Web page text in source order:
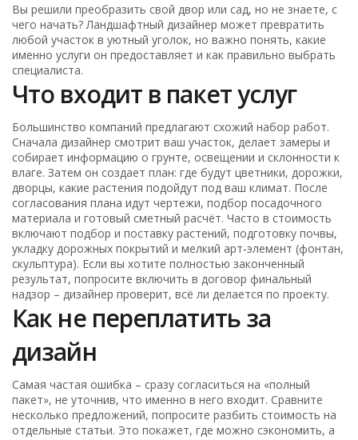
Вы решили преобразить свой двор или сад, но не знаете, с
чего начать? Ландшафтный дизайнер может превратить
любой участок в уютный уголок, но важно понять, какие
именно услуги он предоставляет и как правильно выбрать
специалиста.
Что входит в пакет услуг
Большинство компаний предлагают схожий набор работ.
Сначала дизайнер смотрит ваш участок, делает замеры и
собирает информацию о грунте, освещении и склонности к
влаге. Затем он создает план: где будут цветники, дорожки,
дворцы, какие растения подойдут под ваш климат. После
согласования плана идут чертежи, подбор посадочного
материала и готовый сметный расчёт. Часто в стоимость
включают подбор и поставку растений, подготовку почвы,
укладку дорожных покрытий и мелкий арт‑элемент (фонтан,
скульптура). Если вы хотите полностью законченный
результат, попросите включить в договор финальный
надзор – дизайнер проверит, всё ли делается по проекту.
Как не переплатить за
дизайн
Самая частая ошибка – сразу согласиться на «полный
пакет», не уточнив, что именно в него входит. Сравните
несколько предложений, попросите разбить стоимость на
отдельные статьи. Это покажет, где можно сэкономить, а